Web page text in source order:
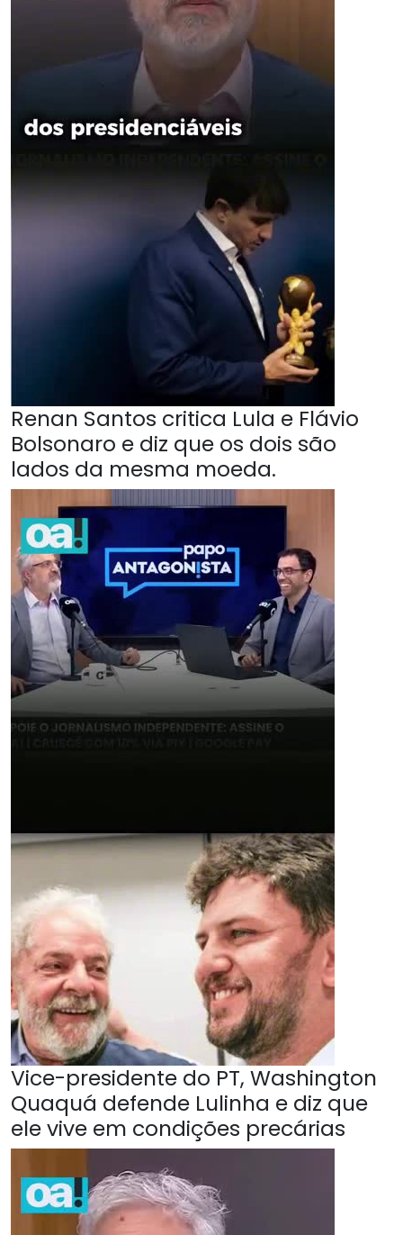
Renan Santos critica Lula e Flávio
Bolsonaro e diz que os dois são
lados da mesma moeda.
Vice-presidente do PT, Washington
Quaquá defende Lulinha e diz que
ele vive em condições precárias